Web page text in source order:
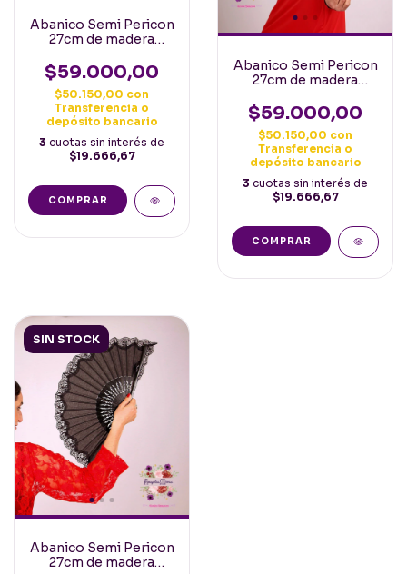
Abanico Semi Pericon
27cm de madera
puntilla Español
Blanco
$59.000,00
$50.150,00 con
Transferencia o
depósito bancario
3 cuotas sin interés de
$19.666,67
Abanico Semi Pericon
27cm de madera
puntilla Español
Crema
$59.000,00
$50.150,00 con
Transferencia o
depósito bancario
3 cuotas sin interés de
$19.666,67
SIN STOCK
Abanico Semi Pericon
27cm de madera